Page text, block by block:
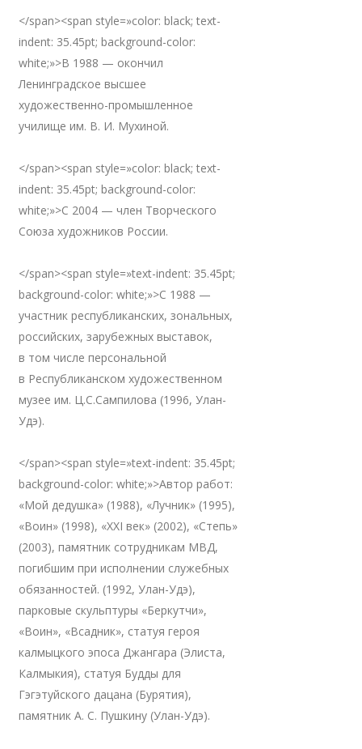
</span><span style=»color: black; text-
indent: 35.45pt; background-color:
white;»>В 1988 — окончил
Ленинградское высшее
художественно-промышленное
училище им. В. И. Мухиной.
</span><span style=»color: black; text-
indent: 35.45pt; background-color:
white;»>С 2004 — член Творческого
Союза художников России.
</span><span style=»text-indent: 35.45pt;
background-color: white;»>С 1988 —
участник республиканских, зональных,
российских, зарубежных выставок,
в том числе персональной
в Республиканском художественном
музее им. Ц.С.Сампилова (1996, Улан-
Удэ).
</span><span style=»text-indent: 35.45pt;
background-color: white;»>Автор работ:
«Мой дедушка» (1988), «Лучник» (1995),
«Воин» (1998), «XXI век» (2002), «Степь»
(2003), памятник сотрудникам МВД,
погибшим при исполнении служебных
обязанностей. (1992, Улан-Удэ),
парковые скульптуры «Беркутчи»,
«Воин», «Всадник», статуя героя
калмыцкого эпоса Джангара (Элиста,
Калмыкия), статуя Будды для
Гэгэтуйского дацана (Бурятия),
памятник А. С. Пушкину (Улан-Удэ).